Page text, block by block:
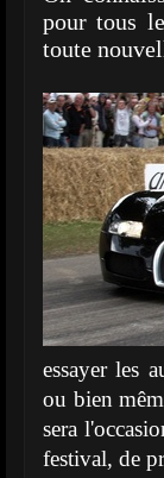
pour tous
toute
essayer les
ou bien
sera
festival, de